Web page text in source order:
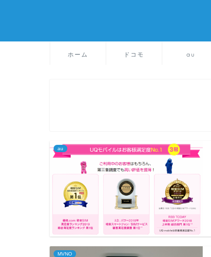
ホーム ドコモ au
au
MVNO